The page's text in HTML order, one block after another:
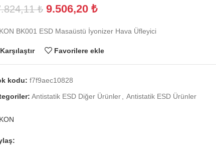
₺ 9.506,20 ₺
BK001 ESD Masaüstü İyonizer Hava Üfleyici
Karşılaştır Favorilere ekle
kodu: f7f9aec10828
Antistatik ESD Diğer Ürünler Antistatik ESD Ürünler